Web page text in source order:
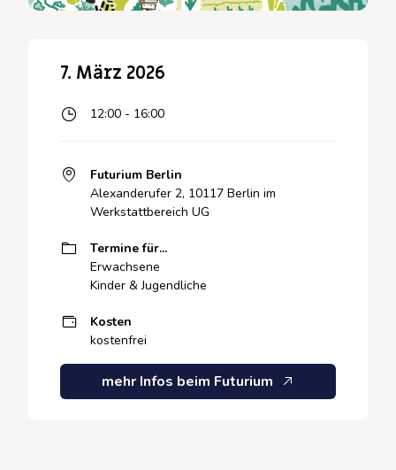
7. März 2026
12:00 - 16:00
Futurium Berlin
Alexanderufer 2, 10117 Berlin im
Werkstattbereich UG
Termine für...
Erwachsene
Kinder & Jugendliche
Kosten
kostenfrei
mehr Infos beim Futurium